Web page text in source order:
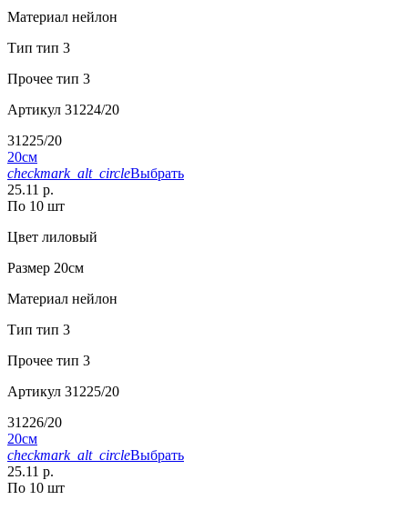
Материал нейлон
Тип тип 3
Прочее тип 3
Артикул 31224/20
31225/20
20см
checkmark_alt_circleВыбрать
25.11 р.
По 10 шт
Цвет лиловый
Размер 20см
Материал нейлон
Тип тип 3
Прочее тип 3
Артикул 31225/20
31226/20
20см
checkmark_alt_circleВыбрать
25.11 р.
По 10 шт